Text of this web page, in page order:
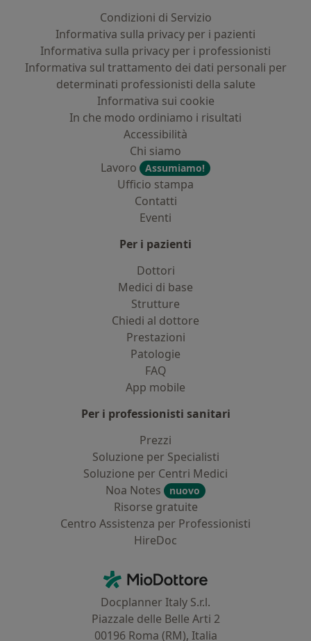
Condizioni di Servizio
Informativa sulla privacy per i pazienti
Informativa sulla privacy per i professionisti
Informativa sul trattamento dei dati personali per
determinati professionisti della salute
Informativa sui cookie
In che modo ordiniamo i risultati
Accessibilità
Chi siamo
Lavoro
Assumiamo!
Ufficio stampa
Contatti
Eventi
Per i pazienti
Dottori
Medici di base
Strutture
Chiedi al dottore
Prestazioni
Patologie
FAQ
App mobile
Per i professionisti sanitari
Prezzi
Soluzione per Specialisti
Soluzione per Centri Medici
Noa Notes
nuovo
Risorse gratuite
Centro Assistenza per Professionisti
HireDoc
MioDottore - Homepage
Docplanner Italy S.r.l.
Piazzale delle Belle Arti 2
00196 Roma (RM), Italia